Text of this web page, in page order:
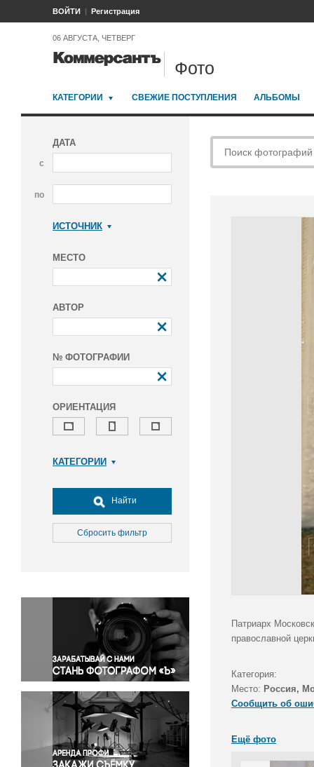
ВОЙТИ Регистрация
06 АВГУСТА, ЧЕТВЕРГ
Фото
КАТЕГОРИИ СВЕЖИЕ ПОСТУПЛЕНИЯ АЛЬБОМЫ
ДАТА
с
по
ИСТОЧНИК
МЕСТО
АВТОР
№ ФОТОГРАФИИ
ОРИЕНТАЦИЯ
КАТЕГОРИИ
Досуг, туризм и отдых
Культура
Медицина
Окружающая среда
Политика
Правосудие
Происшествия и конфликты
Религия
Светская жизнь
Спорт
Экология
Экономика и бизнес
Найти
Сбросить фильтр
Патриарх
православной
Категория:
Место: Россия,
Сообщить об
Ещё фото